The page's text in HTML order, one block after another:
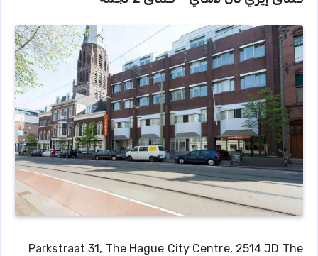
Parkstraat 31, The Hague City Centre, 2514 JD The